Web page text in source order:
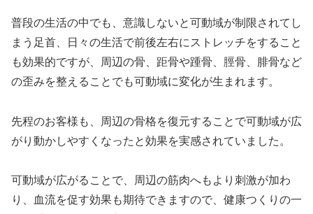
普段の生活の中でも、意識しないと可動域が制限されてし
まう足首、日々の生活で前後左右にストレッチをすること
も効果的ですが、周辺の骨、距骨や踵骨、脛骨、腓骨など
の歪みを整えることでも可動域に変化が生まれます。
先程のお客様も、周辺の骨格を復元することで可動域が広
がり動かしやすくなったと効果を実感されていました。
可動域が広がることで、周辺の筋肉へもより刺激が加わ
り、血流を促す効果も期待できますので、健康つくりの一